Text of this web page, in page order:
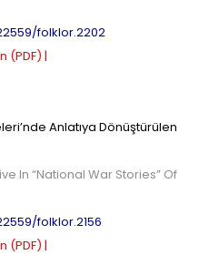
folklor.2202
(PDF) |
Anlatıya Dönüştürülen
In “National War Stories” Of
folklor.2156
(PDF) |